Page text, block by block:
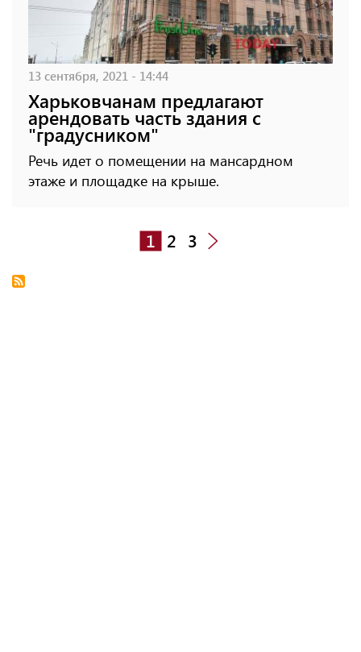
13 сентября, 2021 - 14:44
Харьковчанам предлагают
арендовать часть здания с
"градусником"
Речь идет о помещении на мансардном
этаже и площадке на крыше.
1 2 3